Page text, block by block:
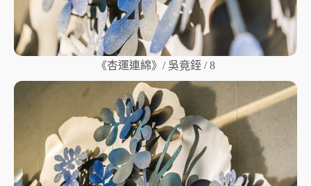
《杏運連綿》/ 吳竟銍 / 8